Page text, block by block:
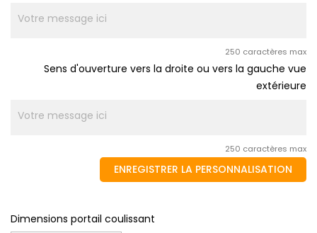
250 caractères max
Sens d'ouverture vers la droite ou vers la gauche vue
extérieure
250 caractères max
ENREGISTRER LA PERSONNALISATION
Dimensions portail coulissant